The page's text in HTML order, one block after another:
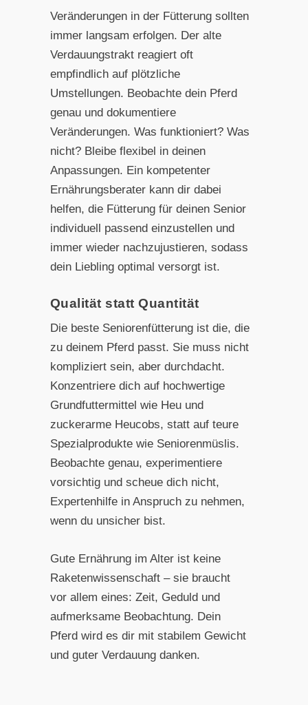
Veränderungen in der Fütterung sollten
immer langsam erfolgen. Der alte
Verdauungstrakt reagiert oft
empfindlich auf plötzliche
Umstellungen. Beobachte dein Pferd
genau und dokumentiere
Veränderungen. Was funktioniert? Was
nicht? Bleibe flexibel in deinen
Anpassungen. Ein kompetenter
Ernährungsberater kann dir dabei
helfen, die Fütterung für deinen Senior
individuell passend einzustellen und
immer wieder nachzujustieren, sodass
dein Liebling optimal versorgt ist.
Qualität statt Quantität
Die beste Seniorenfütterung ist die, die
zu deinem Pferd passt. Sie muss nicht
kompliziert sein, aber durchdacht.
Konzentriere dich auf hochwertige
Grundfuttermittel wie Heu und
zuckerarme Heucobs, statt auf teure
Spezialprodukte wie Seniorenmüslis.
Beobachte genau, experimentiere
vorsichtig und scheue dich nicht,
Expertenhilfe in Anspruch zu nehmen,
wenn du unsicher bist.
Gute Ernährung im Alter ist keine
Raketenwissenschaft – sie braucht
vor allem eines: Zeit, Geduld und
aufmerksame Beobachtung. Dein
Pferd wird es dir mit stabilem Gewicht
und guter Verdauung danken.